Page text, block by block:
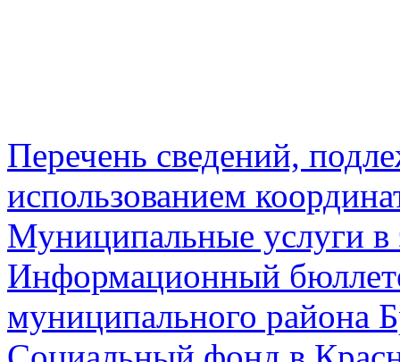
Перечень сведений,
использованием
Муниципальные услуги в
Информационный
муниципального района